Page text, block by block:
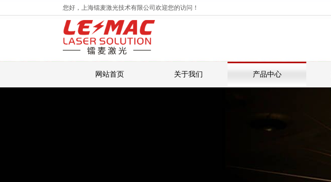
您好， 上海镭麦激光技术有限公司 欢迎您的访问！
网站首页 关于我们 产品中心